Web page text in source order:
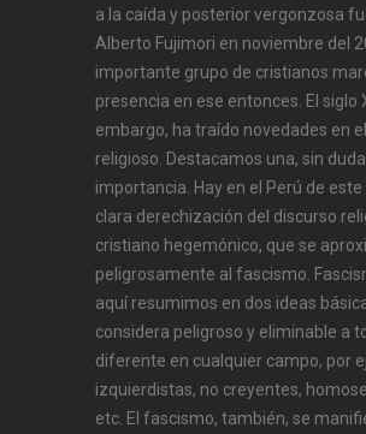
a la caída y posterior vergonzosa
Alberto Fujimori en noviembre del
importante grupo de cristianos
presencia en ese entonces. El siglo
embargo, ha traído novedades en
religioso. Destacamos una, sin
importancia. Hay en el Perú de este
clara derechización del discurso
cristiano hegemónico, que se
peligrosamente al fascismo.
aquí resumimos en dos ideas
considera peligroso y eliminable a
diferente en cualquier campo, por
izquierdistas, no creyentes,
etc. El fascismo, también, se